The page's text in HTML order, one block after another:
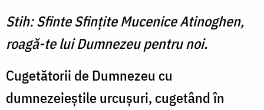
Stih: Sfinte Sfinţite Mucenice Atinoghen,
roagă-te lui Dumnezeu pentru noi.
Cugetătorii de Dumnezeu cu
dumnezeieştile urcuşuri, cugetând în